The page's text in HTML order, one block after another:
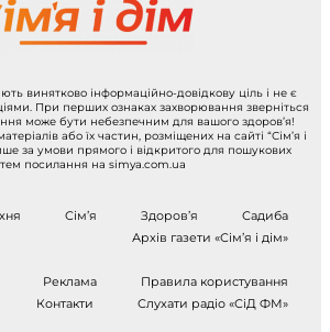
винятково інформаційно-довідкову ціль і не є
При перших ознаках захворювання зверніться
може бути небезпечним для вашого здоров’я!
або їх частин, розміщених на сайті “Сім’я і
за умови прямого і відкритого для пошукових
посилання на simya.com.ua
Сім’я Здоров’я
Садиба
Архів газети «Сім’я і дім»
Реклама
Правила користування
Контакти
Слухати радіо «СіД ФМ»